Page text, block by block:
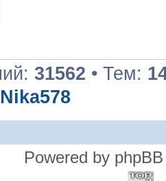
31562 • Тем:
Nika578
Powered by